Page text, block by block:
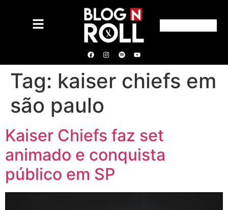
Tag: kaiser chiefs em
são paulo
Kaiser Chiefs faz set
animado e conquista
público em SP